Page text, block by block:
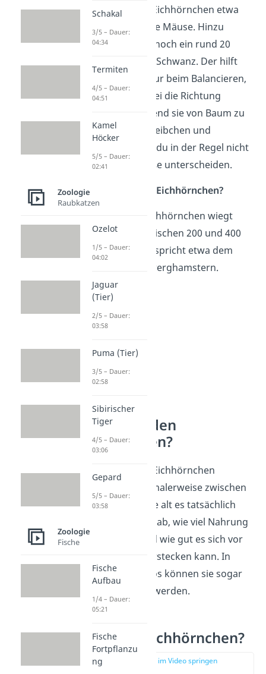
Zentimetern sind Eichhörnchen etwa
doppelt so lang wie Mäuse. Hinzu
kommt allerdings noch ein rund 20
Zentimeter langer Schwanz. Der hilft
den Tieren nicht nur beim Balancieren,
sondern auch dabei die Richtung
anzupassen während sie von Baum zu
Baum springen. Weibchen und
Männchen kannst du in der Regel nicht
anhand ihrer Größe unterscheiden.
Wie viel wiegt ein Eichhörnchen?
Das eurasische Eichhörnchen wiegt
normalerweise zwischen 200 und 400
Gramm — das entspricht etwa dem
Gewicht von 10 Zwerghamstern.
Wie alt werden
Eichhörnchen?
Das Alter, das ein Eichhörnchen
erreicht, liegt normalerweise zwischen
2 und 8 Jahren. Wie alt es tatsächlich
wird, hängt davon ab, wie viel Nahrung
das Tier findet und wie gut es sich vor
seinen Feinden verstecken kann. In
Wildparks und Zoos können sie sogar
bis zu 12 Jahre alt werden.
Wie leben Eichhörnchen?
zur Stelle im Video springen
Schakal
3/5 – Dauer:
04:34
Termiten
4/5 – Dauer:
04:51
Kamel
Höcker
5/5 – Dauer:
02:41
Zoologie
Raubkatzen
Ozelot
1/5 – Dauer:
04:02
Jaguar
(Tier)
2/5 – Dauer:
03:58
Puma (Tier)
3/5 – Dauer:
02:58
Sibirischer
Tiger
4/5 – Dauer:
03:06
Gepard
5/5 – Dauer:
03:58
Zoologie
Fische
Fische
Aufbau
1/4 – Dauer:
05:21
Fische
Fortpflanzu
ng